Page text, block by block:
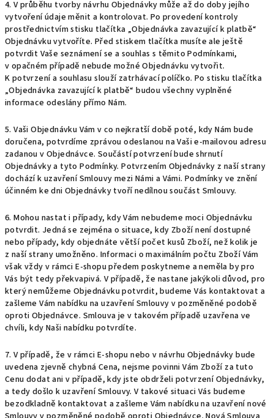
4. V průběhu tvorby návrhu Objednávky může až do doby jejího
vytvoření údaje měnit a kontrolovat. Po provedení kontroly
prostřednictvím stisku tlačítka „Objednávka zavazující k platbě“
Objednávku vytvoříte. Před stiskem tlačítka musíte ale ještě
potvrdit Vaše seznámení se a souhlas s těmito Podmínkami,
v opačném případě nebude možné Objednávku vytvořit.
K potvrzení a souhlasu slouží zatrhávací políčko. Po stisku tlačítka
„Objednávka zavazující k platbě“ budou všechny vyplněné
informace odeslány přímo Nám.
5. Vaši Objednávku Vám v co nejkratší době poté, kdy Nám bude
doručena, potvrdíme zprávou odeslanou na Vaši e-mailovou adresu
zadanou v Objednávce. Součástí potvrzení bude shrnutí
Objednávky a tyto Podmínky. Potvrzením Objednávky z naší strany
dochází k uzavření Smlouvy mezi Námi a Vámi. Podmínky ve znění
účinném ke dni Objednávky tvoří nedílnou součást Smlouvy.
6. Mohou nastat i případy, kdy Vám nebudeme moci Objednávku
potvrdit. Jedná se zejména o situace, kdy Zboží není dostupné
nebo případy, kdy objednáte větší počet kusů Zboží, než kolik je
z naší strany umožněno. Informaci o maximálním počtu Zboží Vám
však vždy v rámci E-shopu předem poskytneme a neměla by pro
Vás být tedy překvapivá. V případě, že nastane jakýkoli důvod, pro
který nemůžeme Objednávku potvrdit, budeme Vás kontaktovat a
zašleme Vám nabídku na uzavření Smlouvy v pozměněné podobě
oproti Objednávce. Smlouva je v takovém případě uzavřena ve
chvíli, kdy Naši nabídku potvrdíte.
7. V případě, že v rámci E-shopu nebo v návrhu Objednávky bude
uvedena zjevně chybná Cena, nejsme povinni Vám Zboží za tuto
Cenu dodat ani v případě, kdy jste obdrželi potvrzení Objednávky,
a tedy došlo k uzavření Smlouvy. V takové situaci Vás budeme
bezodkladně kontaktovat a zašleme Vám nabídku na uzavření nové